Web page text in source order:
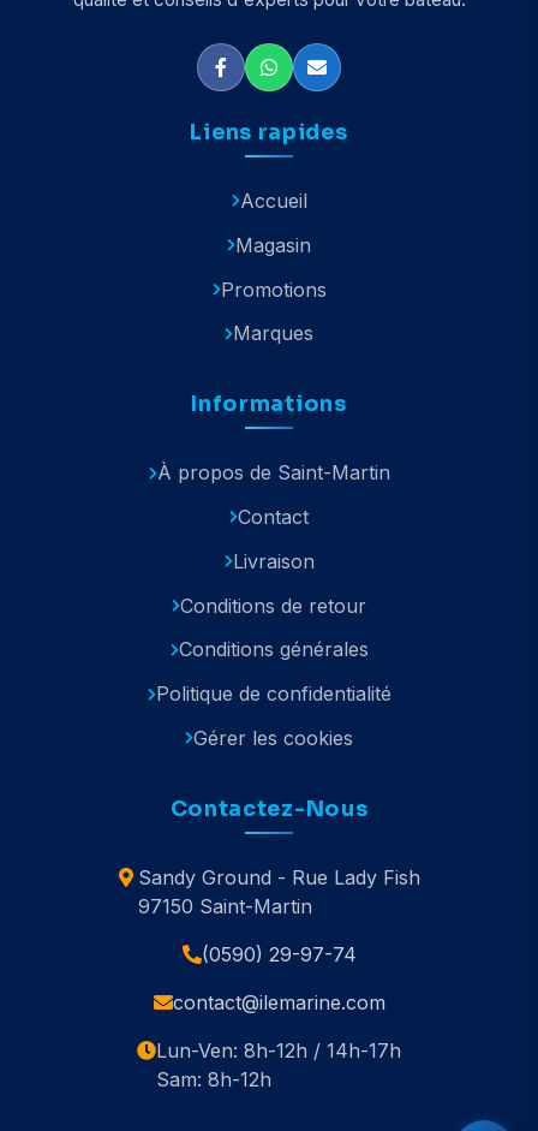
Liens rapides
Accueil
Magasin
Promotions
Marques
Informations
À propos de Saint-Martin
Contact
Livraison
Conditions de retour
Conditions générales
Politique de confidentialité
Gérer les cookies
Contactez-Nous
Sandy Ground - Rue Lady Fish
97150 Saint-Martin
(0590) 29-97-74
contact@ilemarine.com
Lun-Ven: 8h-12h / 14h-17h
Sam: 8h-12h